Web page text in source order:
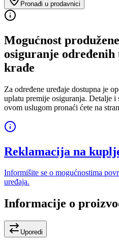
Pronađi u prodavnici
Mogućnost
osiguranje određenih
krađe
Za određene uređaje dostupna je
uplatu premije osiguranja. Detalje i
ovom uslugom pronaći ćete na
Reklamacija na
Informišite se o mogućnostima
uređaja.
Informacije o
Uporedi